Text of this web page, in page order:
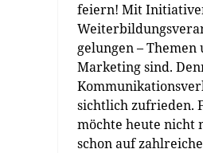
feiern! Mit
gelungen –
Marketing sind.
sichtlich zufrieden.
möchte heute nicht
schon auf